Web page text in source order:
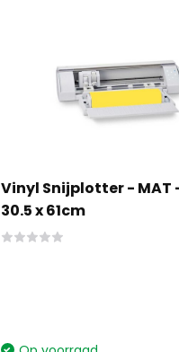
Vinyl Snijplotter - MAT
30.5 x 61cm